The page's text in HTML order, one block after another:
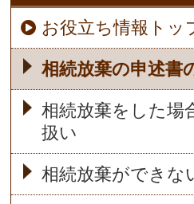
お役立ち情報トッ
相続放棄の申述書
相続放棄をした場
扱い
相続放棄ができな